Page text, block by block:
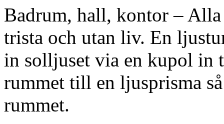
Badrum, hall, kontor – Alla
trista och utan liv. En
in solljuset via en kupol in
rummet till en ljusprisma
rummet.